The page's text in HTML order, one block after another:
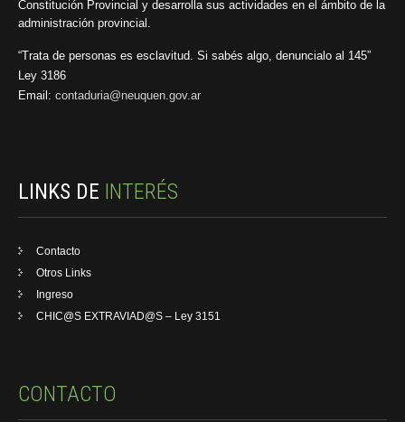
Constitución Provincial y desarrolla sus actividades en el ámbito de la
administración provincial.
“Trata de personas es esclavitud. Si sabés algo, denuncialo al 145”
Ley 3186
Email: contaduria@neuquen.gov.ar
LINKS DE INTERÉS
Contacto
Otros Links
Ingreso
CHIC@S EXTRAVIAD@S – Ley 3151
CONTACTO